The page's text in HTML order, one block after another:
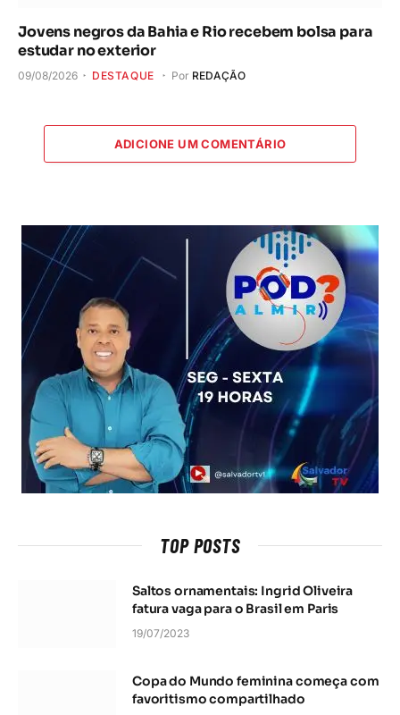
Jovens negros da Bahia e Rio recebem bolsa para
estudar no exterior
09/08/2026 DESTAQUE Por REDAÇÃO
ADICIONE UM COMENTÁRIO
TOP POSTS
Saltos ornamentais: Ingrid Oliveira
fatura vaga para o Brasil em Paris
19/07/2023
Copa do Mundo feminina começa com
favoritismo compartilhado